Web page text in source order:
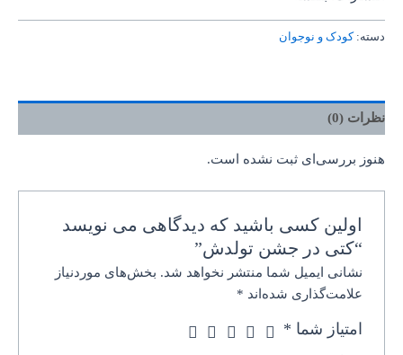
دسته:کودک و نوجوان
نظرات (0)
هنوز بررسی‌ای ثبت نشده است.
اولین کسی باشید که دیدگاهی می نویسد
“کتی در جشن تولدش”
نشانی ایمیل شما منتشر نخواهد شد. بخش‌های موردنیاز
علامت‌گذاری شده‌اند *
امتیاز شما *